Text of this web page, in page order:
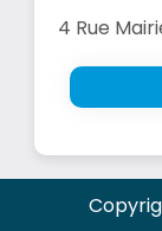
4 Rue